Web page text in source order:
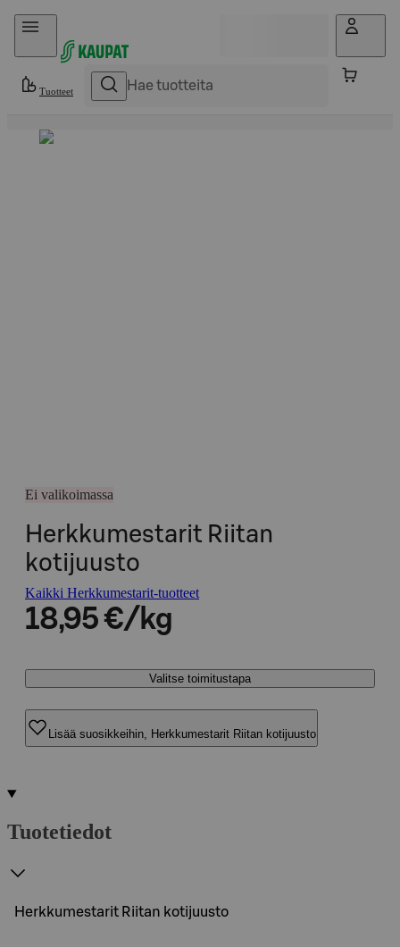
Hyppää sisältöön
Tuotteet
Ei valikoimassa
Herkkumestarit Riitan
kotijuusto
Kaikki Herkkumestarit-tuotteet
18,95 €/kg
Valitse toimitustapa
Lisää suosikkeihin, Herkkumestarit Riitan kotijuusto
Tuotetiedot
Herkkumestarit Riitan kotijuusto